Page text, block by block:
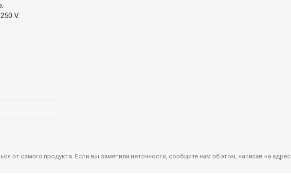
V.
от самого продукта. Если вы заметили неточности, сообщите нам об этом, написав на адрес